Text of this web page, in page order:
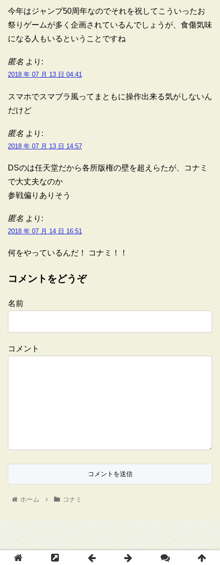
今年はジャンプ50周年なのでそれを祝してこういったお
祭りゲームが多く企画されているんでしょうが、食傷気味
になる人もいるということですね
匿名 より:
2018 年 07 月 13 日 04:41
スマホでスマブラ風ってまともに操作出来る気がしないん
だけど
匿名 より:
2018 年 07 月 13 日 14:57
DSのは任天堂だから各所版権の壁を超えらたが、コナミ
で大丈夫なのか
参戦偏りありそう
匿名 より:
2018 年 07 月 14 日 16:51
何をやっているんだ！ コナミ！！
コメントをどうぞ
名前
コメント
ホーム コナミ